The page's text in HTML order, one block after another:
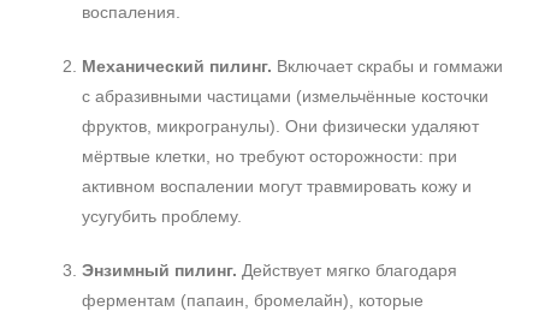
воспаления.
Механический пилинг. Включает скрабы и гоммажи
с абразивными частицами (измельчённые косточки
фруктов, микрогранулы). Они физически удаляют
мёртвые клетки, но требуют осторожности: при
активном воспалении могут травмировать кожу и
усугубить проблему.
Энзимный пилинг. Действует мягко благодаря
ферментам (папаин, бромелайн), которые